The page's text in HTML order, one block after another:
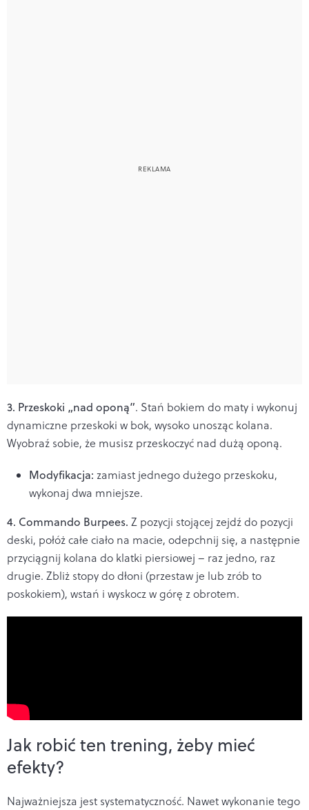
3. Przeskoki „nad oponą”. Stań bokiem do maty i wykonuj
dynamiczne przeskoki w bok, wysoko unosząc kolana.
Wyobraź sobie, że musisz przeskoczyć nad dużą oponą.
Modyfikacja: zamiast jednego dużego przeskoku,
wykonaj dwa mniejsze.
4. Commando Burpees. Z pozycji stojącej zejdź do pozycji
deski, połóż całe ciało na macie, odepchnij się, a następnie
przyciągnij kolana do klatki piersiowej – raz jedno, raz
drugie. Zbliż stopy do dłoni (przestaw je lub zrób to
poskokiem), wstań i wyskocz w górę z obrotem.
Jak robić ten trening, żeby mieć
efekty?
Najważniejsza jest systematyczność. Nawet wykonanie tego